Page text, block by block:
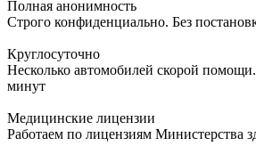
Полная анонимность
Строго конфиденциально. Без
Круглосуточно
Несколько автомобилей скорой
минут
Медицинские лицензии
Работаем по лицензиям Министерства